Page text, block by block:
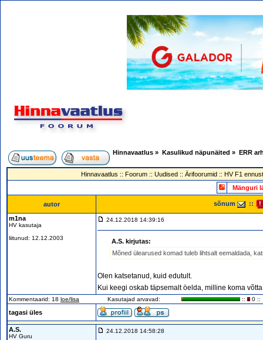
Hinnavaatlus » Kasulikud näpunäited » ERR
Hinnavaatlus :: Foorum:: Uudised:: Ärifoorumid:: HV F1
Mänguri
autor sõnum ::
m1na
HV kasutaja
liitunud: 12.12.2003
24.12.2018 14:39:16
A.S. kirjutas:
Mõned ülearused komad tuleb lihtsalt eemaldada,
Olen katsetanud, kuid edutult.
Kui keegi oskab täpsemalt öelda, milline koma
Kommentaarid: 18 loe/lisa Kasutajad arvavad: :: 0 ::
tagasi üles
A.S.
HV Guru
24.12.2018 14:58:28